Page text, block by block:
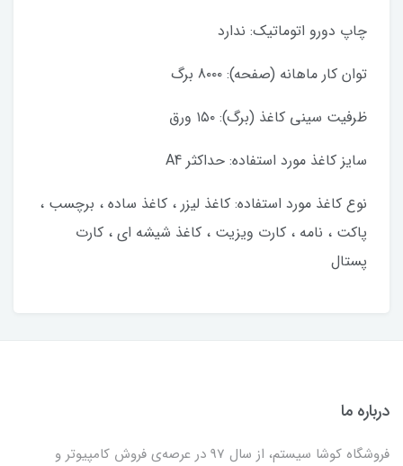
چاپ دورو اتوماتیک: ندارد
توان کار ماهانه (صفحه): 8۰۰۰ برگ
ظرفیت سینی کاغذ (برگ): ۱۵۰ ورق
سایز کاغذ مورد استفاده: حداکثر A4
نوع کاغذ مورد استفاده: کاغذ لیزر ، کاغذ ساده ، برچسب ،
پاکت ، نامه ، کارت ویزیت ، کاغذ شیشه ای ، کارت
پستال
درباره ما
فروشگاه کوشا سیستم، از سال 97 در عرصه‌ی فروش کامپیوتر و